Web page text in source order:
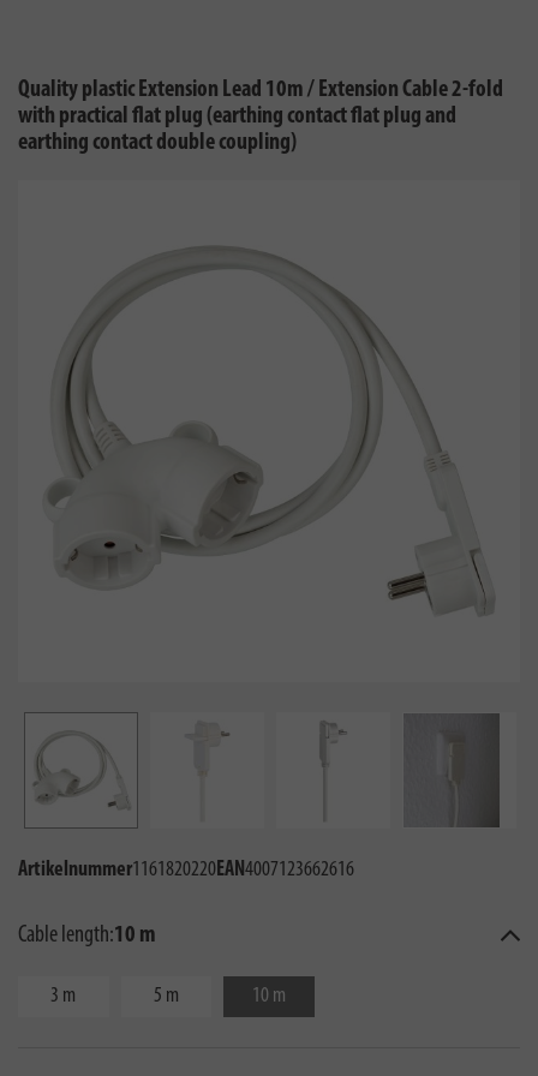
Quality plastic Extension Lead 10m / Extension Cable 2-fold
with practical flat plug (earthing contact flat plug and
earthing contact double coupling)
Artikelnummer1161820220EAN4007123662616
Cable length:10 m
3 m 5 m 10 m